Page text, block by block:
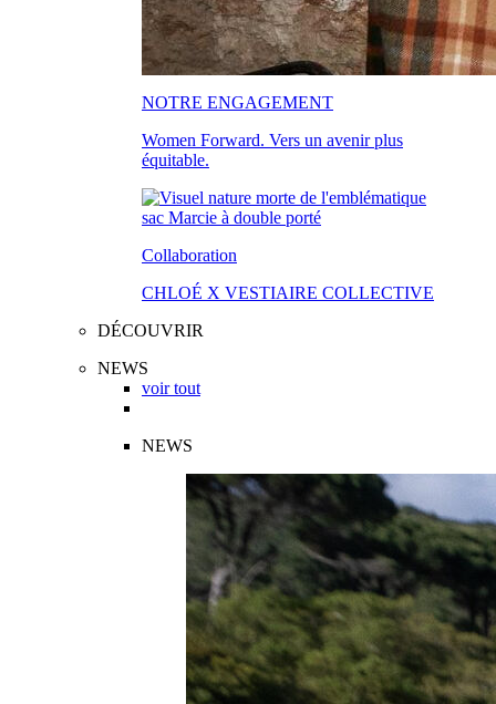
NOTRE ENGAGEMENT
Women Forward. Vers un avenir plus
équitable.
Collaboration
CHLOÉ X VESTIAIRE COLLECTIVE
DÉCOUVRIR
NEWS
voir tout
NEWS